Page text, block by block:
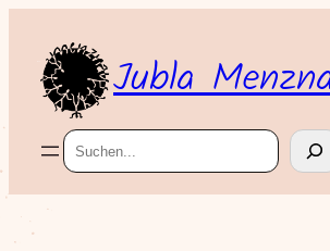
springen
Jubla
Suchen